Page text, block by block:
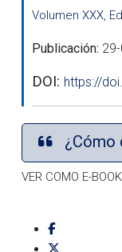
Volumen XXX,
Publicación:
DOI: https://
¿Cómo
VER COMO E-BOOK